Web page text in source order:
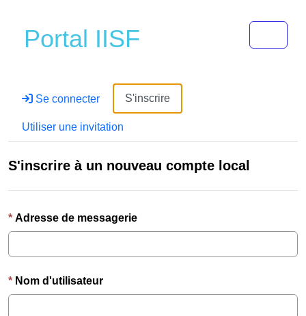
Portal IISF
Se connecter S'inscrire
Utiliser une invitation
S'inscrire à un nouveau compte local
Adresse de messagerie
Nom d'utilisateur